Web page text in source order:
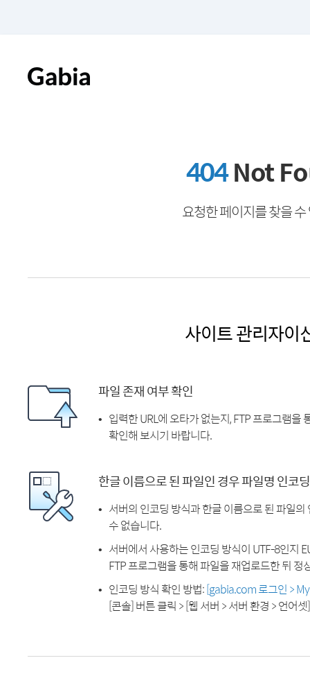
404Not
요청한 페이지를 찾을
사이트 관리자이
파일 존재 여부 확인
입력한 URL에 오타가 없는지, FTP 프로그램
확인해 보시기 바랍니다.
한글 이름으로 된 파일인 경우 파일명 인코
서버의 인코딩 방식과 한글 이름으로 된 파일
수 없습니다.
서버에서 사용하는 인코딩 방식이 UTF-8인지
FTP 프로그램을 통해 파일을 재업로드한 뒤
인코딩 방식 확인 방법:[gabia.com 로그인 >
[콘솔] 버튼 클릭 > [웹 서버 > 서버 환경 > 언어